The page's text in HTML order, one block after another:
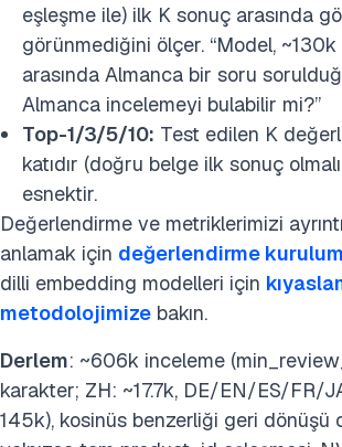
eşleşme ile) ilk K sonuç arasında
görünmediğini ölçer. “Model,
arasında Almanca bir soru
Almanca incelemeyi bulabilir mi?”
Top-1/3/5/10: Test edilen K
katıdır (doğru belge ilk sonuç
esnektir.
Değerlendirme ve metriklerimizi
anlamak için değerlendirme
dilli embedding modelleri için
metodolojimize bakın.
Derlem: ~606k inceleme
karakter; ZH: ~17.7k, DE/EN/ES/FR/
145k), kosinüs benzerliği geri dönüşü